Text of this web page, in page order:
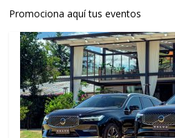
Promociona aquí tus eventos